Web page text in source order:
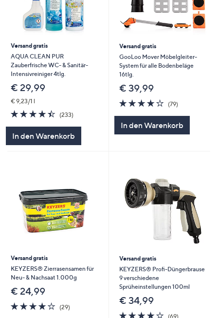
Versand gratis
AQUA CLEAN PUR
Zauberfrische WC- & Sanitär-
Intensivreiniger 4tlg.
€ 29,99
€ 9,23/1 l
4.4
von
5
(233)
In den Warenkorb
Versand gratis
GooLoo Mover Möbelgleiter-
System für alle Bodenbeläge
16tlg.
€ 39,99
4.0
von
5
(79)
In den Warenkorb
Versand gratis
KEYZERS® Zierrasensamen für
Neu- & Nachsaat 1.000g
€ 24,99
3.8
von
(29)
Versand gratis
KEYZERS® Profi-Düngerbrause
9 verschiedene
Sprüheinstellungen 100ml
€ 34,99
4.2
(69)